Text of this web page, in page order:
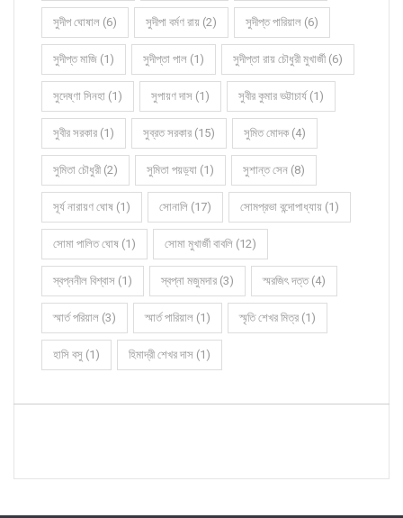
সুদীপ ঘোষাল (6) সুদীপা বর্মণ রায় (2) সুদীপ্ত পারিয়াল (6)
সুদীপ্ত মাজি (1) সুদীপ্তা পাল (1) সুদীপ্তা রায় চৌধুরী মুখার্জী (6)
সুদেষ্ণা সিনহা (1) সুপায়ণ দাস (1) সুবীর কুমার ভট্টাচার্য (1)
সুবীর সরকার (1) সুব্রত সরকার (15) সুমিত মোদক (4)
সুমিতা চৌধুরী (2) সুমিতা পয়ড়্যা (1) সুশান্ত সেন (8)
সূর্য নারায়ণ ঘোষ (1) সোনালি (17) সোমপ্রভা বন্দোপাধ্যায় (1)
সোমা পালিত ঘোষ (1) সোমা মুখার্জী বাবলি (12)
স্বপ্ননীল বিশ্বাস (1) স্বপ্না মজুমদার (3) স্মরজিৎ দত্ত (4)
স্মার্ত পরিয়াল (3) স্মার্ত পারিয়াল (1) স্মৃতি শেখর মিত্র (1)
হাসি বসু (1) হিমাদ্রী শেখর দাস (1)